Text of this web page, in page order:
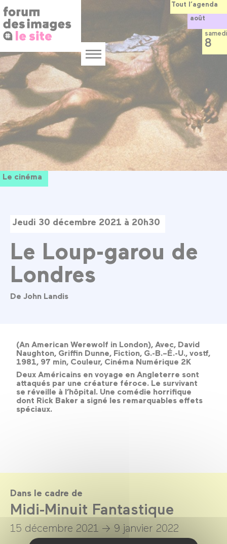
au
contenu
principal
Menu
Le cinéma
Jeudi 30 décembre 2021 à 20h30
Le Loup-garou de
Londres
De John Landis
(An American Werewolf in London), Avec, David
Naughton, Griffin Dunne, Fiction, G.-B.–É.-U., vostf,
1981, 97 min, Couleur, Cinéma Numérique 2K
Deux Américains en voyage en Angleterre sont
attaqués par une créature féroce. Le survivant
se réveille à l’hôpital. Une comédie horrifique
dont Rick Baker a signé les remarquables effets
spéciaux.
Dans le cadre de
Midi-Minuit Fantastique
15 décembre 2021 → 9 janvier 2022
Tout l’agenda
août
samedi
8